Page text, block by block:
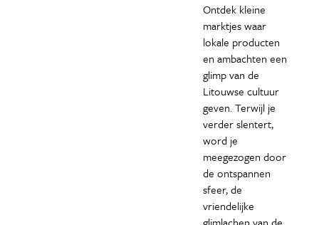
Ontdek kleine
marktjes waar
lokale producten
en ambachten een
glimp van de
Litouwse cultuur
geven. Terwijl je
verder slentert,
word je
meegezogen door
de ontspannen
sfeer, de
vriendelijke